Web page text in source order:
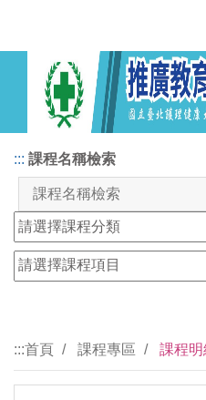
::: 課程名稱檢索
:::首頁 課程專區 課程明